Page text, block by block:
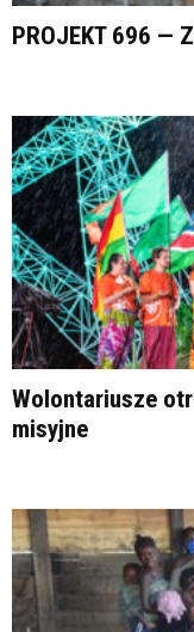
PROJEKT 696 —
Wolontariusze
misyjne